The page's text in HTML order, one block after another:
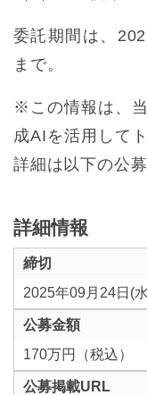
委託期間は、
まで。
※この情報は、
成AIを活用して
詳細は以下の公
詳細情報
締切
2025年09月24日(
公募金額
170万円（税込）
公募掲載URL